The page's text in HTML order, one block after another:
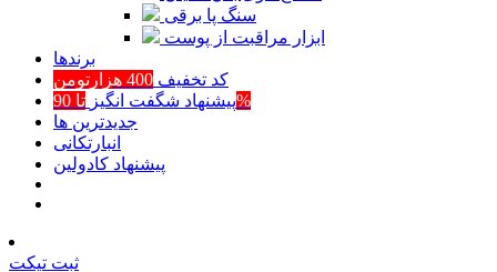
سنگ پا برقی
ابزار مراقبت از پوست
برند‌ها
کد تخفیف 400 هزارتومن
پیشنهاد شگفت انگیزتا 90%
جدیدترین ها
انبارتکانی
پیشنهاد کادولین
ثبت تیکت